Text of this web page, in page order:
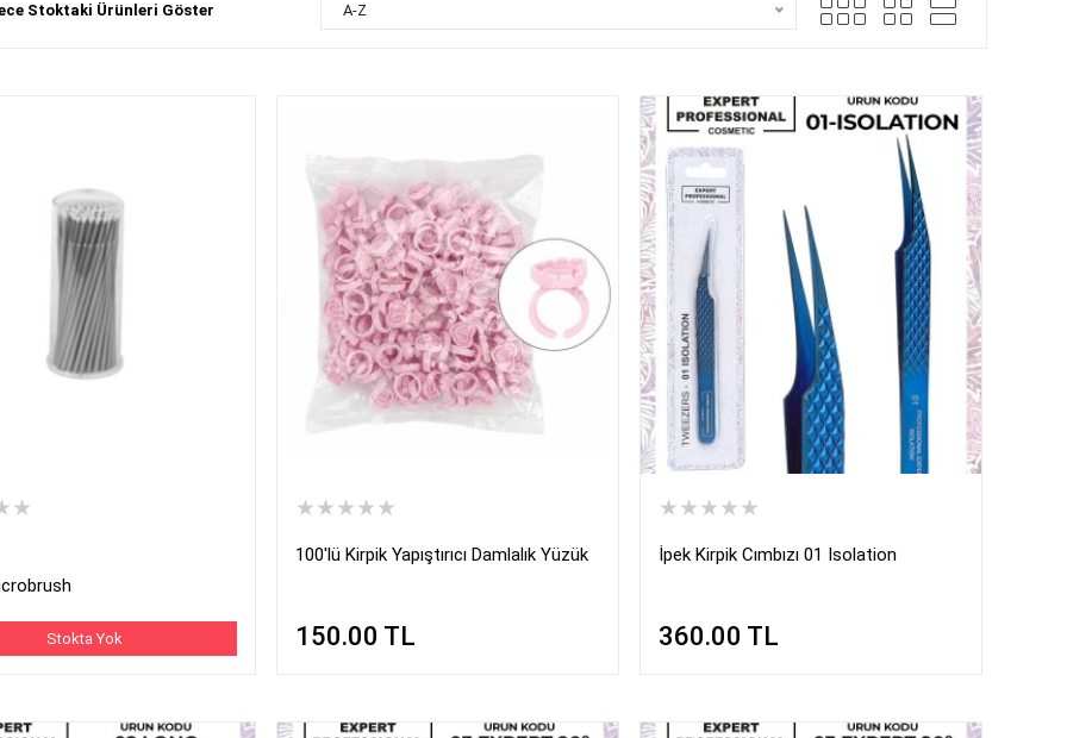
Stoktaki Ürünleri Göster A-Z
Stokta Yok
★★★★★
100'lü Kirpik Yapıştırıcı Damlalık Yüzük
150.00 TL
★★★★★
İpek Kirpik Cımbızı 01 Isolation
360.00 TL